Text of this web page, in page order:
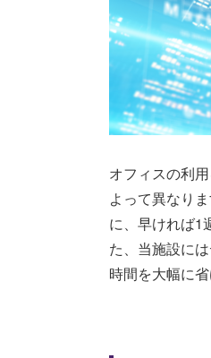
オフィスの利
よって異なり
に、早ければ1
た、当施設に
時間を大幅に省